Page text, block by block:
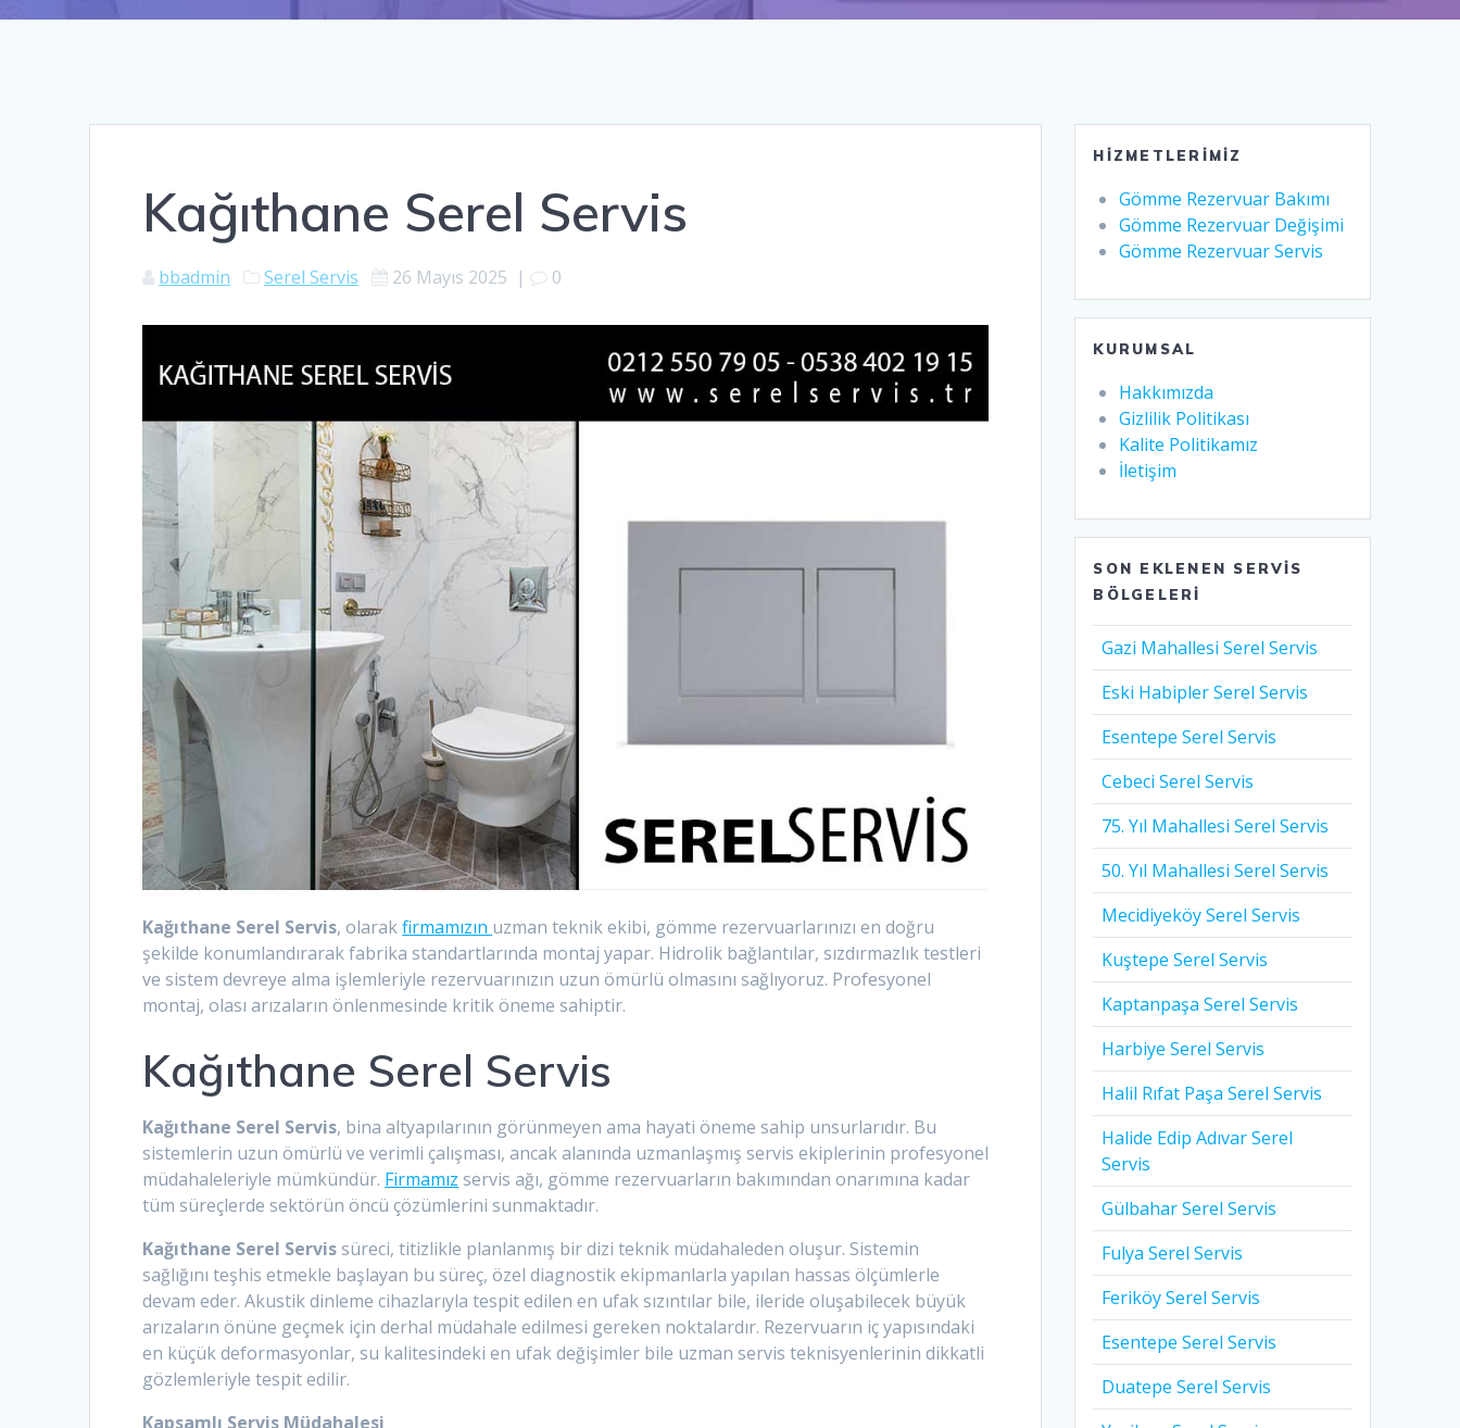
Kağıthane Serel Servis
bbadmin Serel Servis 26 Mayıs 2025 | 0
Kağıthane Serel Servis, olarakfirmamızın uzman teknik ekibi, gömme rezervuarlarınızı en doğru
şekilde konumlandırarak fabrika standartlarında montaj yapar. Hidrolik bağlantılar, sızdırmazlık testleri
ve sistem devreye alma işlemleriyle rezervuarınızın uzun ömürlü olmasını sağlıyoruz. Profesyonel
montaj, olası arızaların önlenmesinde kritik öneme sahiptir.
Kağıthane Serel Servis
Kağıthane Serel Servis, bina altyapılarının görünmeyen ama hayati öneme sahip unsurlarıdır. Bu
sistemlerin uzun ömürlü ve verimli çalışması, ancak alanında uzmanlaşmış servis ekiplerinin profesyonel
müdahaleleriyle mümkündür. Firmamız servis ağı, gömme rezervuarların bakımından onarımına kadar
tüm süreçlerde sektörün öncü çözümlerini sunmaktadır.
Kağıthane Serel Servissüreci, titizlikle planlanmış bir dizi teknik müdahaleden oluşur. Sistemin
sağlığını teşhis etmekle başlayan bu süreç, özel diagnostik ekipmanlarla yapılan hassas ölçümlerle
devam eder. Akustik dinleme cihazlarıyla tespit edilen en ufak sızıntılar bile, ileride oluşabilecek büyük
arızaların önüne geçmek için derhal müdahale edilmesi gereken noktalardır. Rezervuarın iç yapısındaki
en küçük deformasyonlar, su kalitesindeki en ufak değişimler bile uzman servis teknisyenlerinin dikkatli
gözlemleriyle tespit edilir.
Kapsamlı Servis Müdahalesi
HIZMETLERIMIZ
Gömme Rezervuar Bakımı
Gömme Rezervuar Değişimi
Gömme Rezervuar Servis
KURUMSAL
Hakkımızda
Gizlilik Politikası
Kalite Politikamız
İletişim
SON EKLENEN SERVIS
BÖLGELERI
Gazi Mahallesi Serel Servis
Eski Habipler Serel Servis
Esentepe Serel Servis
Cebeci Serel Servis
75. Yıl Mahallesi Serel Servis
50. Yıl Mahallesi Serel Servis
Mecidiyeköy Serel Servis
Kuştepe Serel Servis
Kaptanpaşa Serel Servis
Harbiye Serel Servis
Halil Rıfat Paşa Serel Servis
Halide Edip Adıvar Serel
Servis
Gülbahar Serel Servis
Fulya Serel Servis
Feriköy Serel Servis
Esentepe Serel Servis
Duatepe Serel Servis